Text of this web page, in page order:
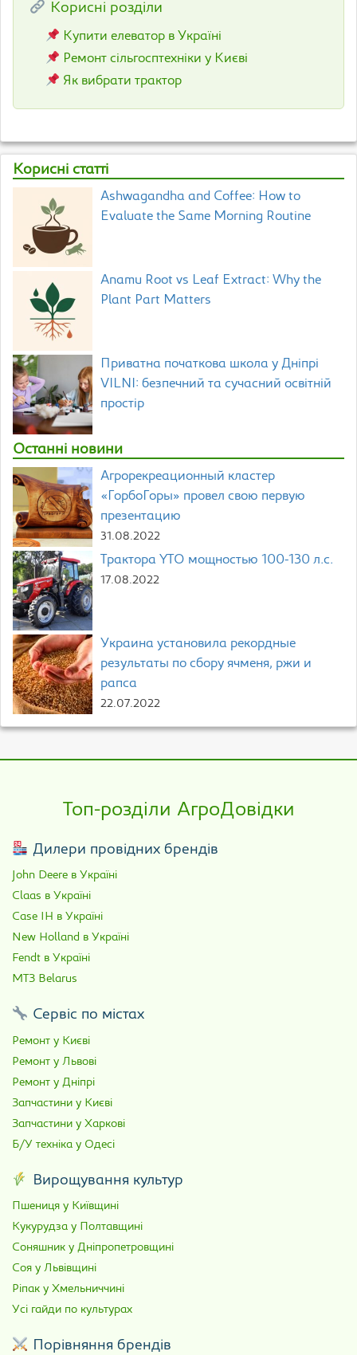
Корисні розділи
Купити елеватор в Україні
Ремонт сільгосптехніки у Києві
Як вибрати трактор
Корисні статті
Ashwagandha and Coffee: How to
Evaluate the Same Morning Routine
Anamu Root vs Leaf Extract: Why the
Plant Part Matters
Приватна початкова школа у Дніпрі
VILNI: безпечний та сучасний освітній
простір
Останні новини
Агрорекреационный кластер
«ГорбоГоры» провел свою первую
презентацию
31.08.2022
Трактора YTO мощностью 100-130 л.с.
17.08.2022
Украина установила рекордные
результаты по сбору ячменя, ржи и
рапса
22.07.2022
Топ-розділи АгроДовідки
Дилери провідних брендів
John Deere в Україні
Claas в Україні
Case IH в Україні
New Holland в Україні
Fendt в Україні
МТЗ Belarus
Сервіс по містах
Ремонт у Києві
Ремонт у Львові
Ремонт у Дніпрі
Запчастини у Києві
Запчастини у Харкові
Б/У техніка у Одесі
Вирощування культур
Пшениця у Київщині
Кукурудза у Полтавщині
Соняшник у Дніпропетровщині
Соя у Львівщині
Ріпак у Хмельниччині
Усі гайди по культурах
Порівняння брендів